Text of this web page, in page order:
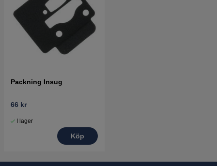
Packning Insug
66 kr
I lager
Köp